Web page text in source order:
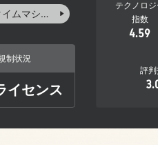
タイムマシーン
制状況
イセンス
テクノロジ
指数
4.59
評